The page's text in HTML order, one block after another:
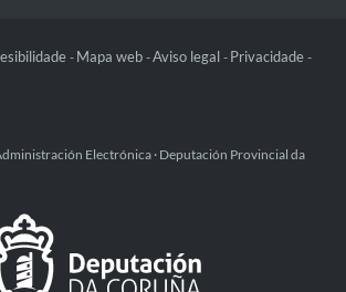
- Mapa web -Aviso legal - Privacidade -
Electrónica · Deputación Provincial da